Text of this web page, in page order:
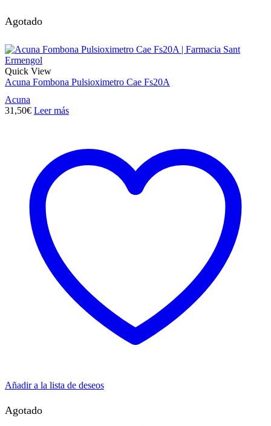
Agotado
Quick View
Acuna Fombona Pulsioximetro Cae Fs20A
Acuna
31,50€ Leer más
Añadir a la lista de deseos
Agotado